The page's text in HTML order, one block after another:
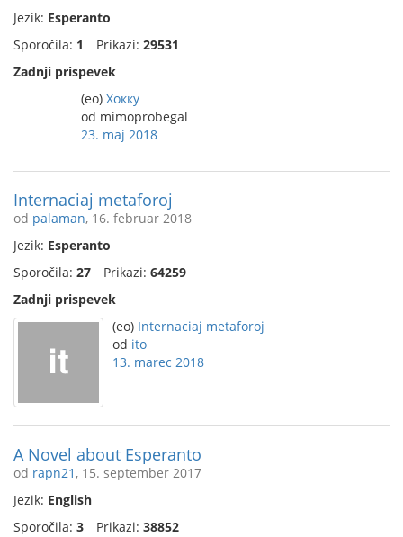
Jezik: Esperanto
Sporočila: 1 Prikazi: 29531
Zadnji prispevek
(eo) Хокку
od mimoprobegal
23. maj 2018
Internaciaj metaforoj
od palaman, 16. februar 2018
Jezik: Esperanto
Sporočila: 27 Prikazi: 64259
Zadnji prispevek
(eo) Internaciaj metaforoj
od ito
13. marec 2018
A Novel about Esperanto
od rapn21 , 15. september 2017
Jezik: English
Sporočila: 3 Prikazi: 38852